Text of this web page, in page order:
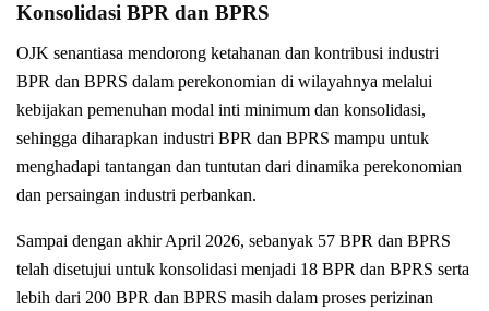
Konsolidasi BPR dan BPRS
OJK senantiasa mendorong ketahanan dan kontribusi industri
BPR dan BPRS dalam perekonomian di wilayahnya melalui
kebijakan pemenuhan modal inti minimum dan konsolidasi,
sehingga diharapkan industri BPR dan BPRS mampu untuk
menghadapi tantangan dan tuntutan dari dinamika perekonomian
dan persaingan industri perbankan.
Sampai dengan akhir April 2026, sebanyak 57 BPR dan BPRS
telah disetujui untuk konsolidasi menjadi 18 BPR dan BPRS serta
lebih dari 200 BPR dan BPRS masih dalam proses perizinan